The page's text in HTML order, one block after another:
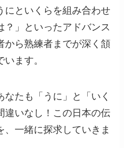
にといくらを組み合わせ
？」といったアドバンス
から熟練者までが深く頷
ます。
たも「うに」と「いく
違いなし！この日本の伝
、一緒に探求していきま